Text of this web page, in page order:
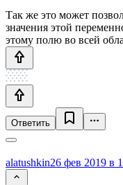
Так же это может
значения этой
этому полю во всей
Ответить
alatushkin26 фев 2019 в